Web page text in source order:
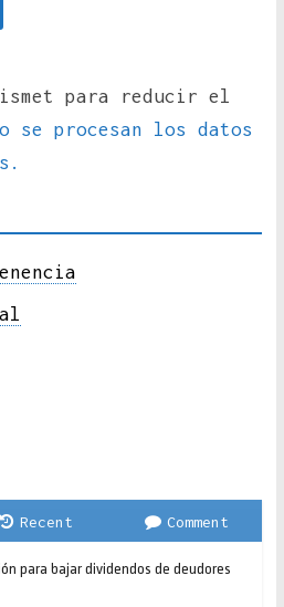
para reducir el
se procesan los datos
Recent Comment
para bajar dividendos de deudores